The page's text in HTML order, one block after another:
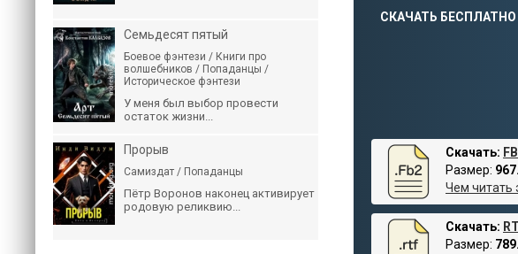
СКАЧАТЬ
Скачать:
Размер:
Чем читать
Скачать:
Размер:
Семьдесят пятый
Боевое фэнтези / Книги про
волшебников / Попаданцы /
Историческое фэнтези
У меня был выбор провести
остаток жизни...
Прорыв
Самиздат / Попаданцы
Пётр Воронов наконец активирует
родовую реликвию...